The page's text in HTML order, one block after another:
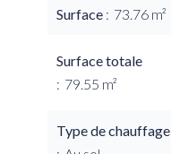
Surface 73.76 m²
Surface totale
79.55 m²
Type de chauffage